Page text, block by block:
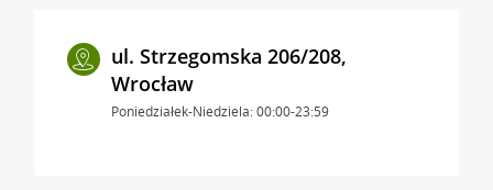
ul. Strzegomska 206/208,
Wrocław
Poniedziałek-Niedziela: 00:00-23:59